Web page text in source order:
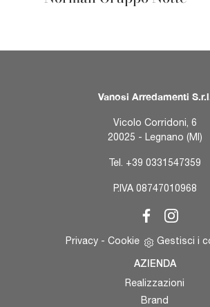
Vanosi Arredamenti
Vicolo Corridoni, 6
20025 - Legnano (MI)
Tel. +39 0331547359
P.IVA 08747010968
Privacy - Cookie Gestisci i
AZIENDA
Realizzazioni
Brand